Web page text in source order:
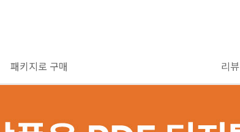
패키지로 구매 리뷰